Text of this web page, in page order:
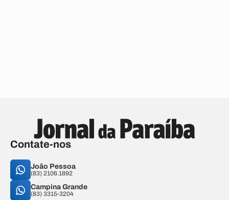
Contate-nos
João Pessoa
(83) 2106.1892
Campina Grande
(83) 3315-3204